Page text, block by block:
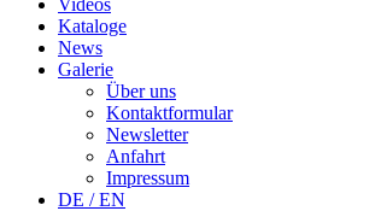
Videos
Kataloge
News
Galerie
Über uns
Kontaktformular
Newsletter
Anfahrt
Impressum
DE / EN